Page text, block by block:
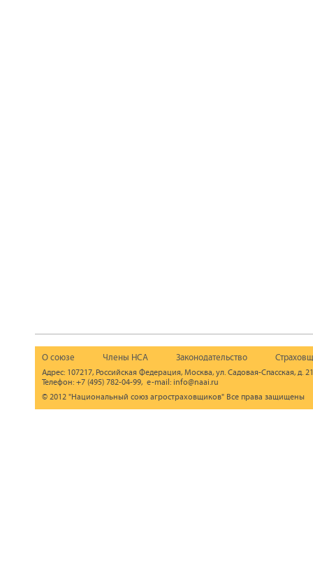
О союзе Члены НСА Законодательство
Адрес: 107217, Российская Федерация, Москва, ул. Садовая-Спасская, д.
Телефон: +7 (495) 782-04-99, e-mail: info@naai.ru
© 2012 "Национальный союз агростраховщиков" Все права защищены